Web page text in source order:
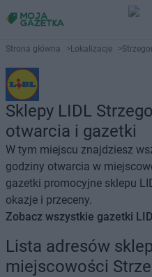
Strona główna >Lokalizacje >
Sklepy LIDL
otwarcia i gazetki
W tym miejscu znajdziesz
godziny otwarcia w
gazetki promocyjne sklepu
okazje i przeceny.
Zobacz wszystkie gazetki
Lista adresów
miejscowości